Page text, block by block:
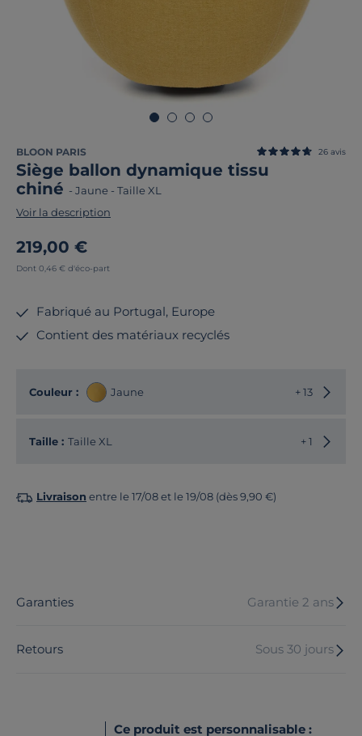
BLOON PARIS
Siège ballon dynamique tissu
chiné - Jaune - Taille XL
26 avis
Voir la description
219,00 €
Dont 0,46 € d'éco-part
Fabriqué au Portugal, Europe
Contient des matériaux recyclés
Couleur : Jaune + 13
Taille : Taille XL + 1
Livraison entre le 17/08 et le 19/08 (dès 9,90 €)
Garanties Garantie 2 ans
Retours Sous 30 jours
Ce produit est personnalisable :